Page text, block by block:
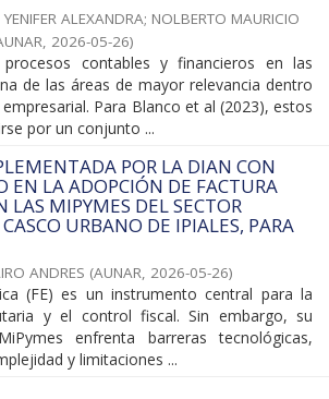
ALEXANDRA; NOLBERTO MAURICIO
, 2026-05-26)
contables y financieros en las
de las áreas de mayor relevancia dentro
Para Blanco et al (2023), estos
por un conjunto ...
POR LA DIAN CON
EN LA ADOPCIÓN DE FACTURA
LAS MIPYMES DEL SECTOR
URBANO DE IPIALES, PARA
ANDRES (AUNAR, 2026-05-26)
(FE) es un instrumento central para la
y el control fiscal. Sin embargo, su
enfrenta barreras tecnológicas,
y limitaciones ...